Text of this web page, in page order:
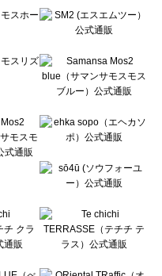
ムス一覧
一覧